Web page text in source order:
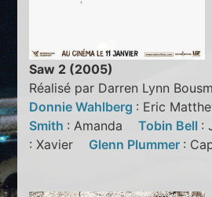
Saw 2 (2005)
Réalisé par Darren Lynn
Donnie Wahlberg : Eric
Smith : AmandaTobin Bell :
: Xavier Glenn Plummer :